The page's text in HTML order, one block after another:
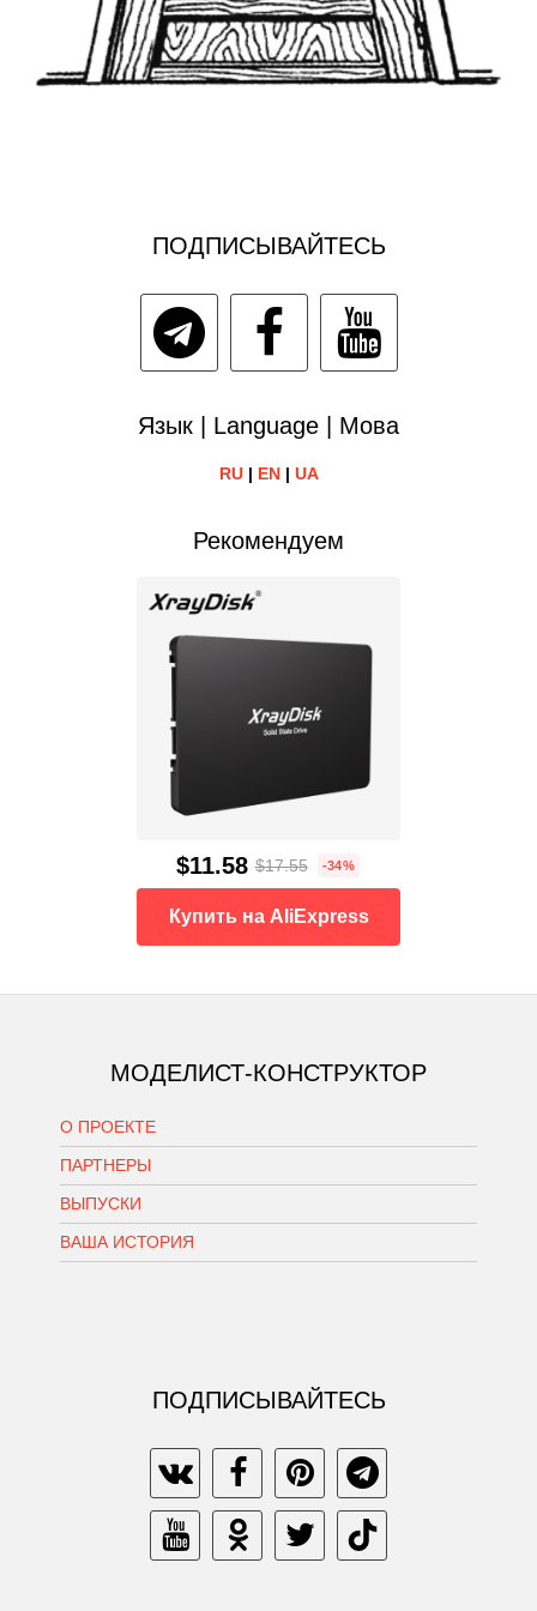
ПОДПИСЫВАЙТЕСЬ
Язык | Language | Мова
RU| EN| UA
Рекомендуем
$11.58 $17.55 -34%
Купить на AliExpress
МОДЕЛИСТ-КОНСТРУКТОР
О ПРОЕКТЕ
ПАРТНЕРЫ
ВЫПУСКИ
ВАША ИСТОРИЯ
ПОДПИСЫВАЙТЕСЬ